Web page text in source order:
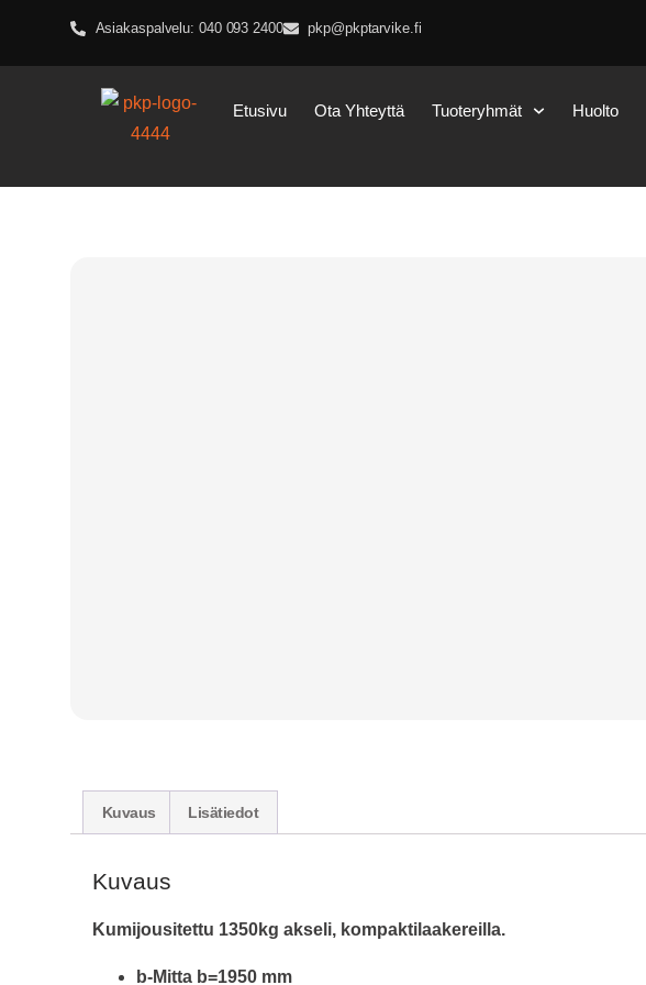
Asiakaspalvelu: 040 093 2400 pkp@pkptarvike.fi
Etusivu Ota Yhteyttä Tuoteryhmät Huolto
Kuvaus Lisätiedot
Kuvaus
Kumijousitettu 1350kg akseli, kompaktilaakereilla.
b-Mitta b=1950 mm